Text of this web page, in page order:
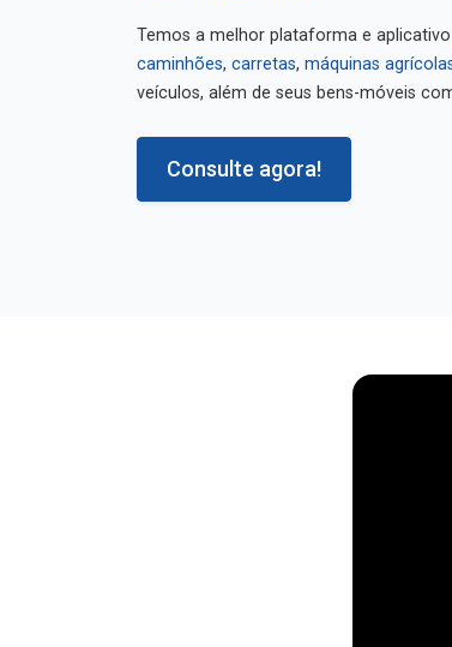
Temos a melhor plataforma e
caminhões carretas máquinas
veículos, além de seus bens-móveis
Consulte agora!